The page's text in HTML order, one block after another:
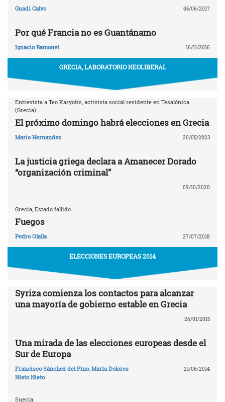
Guadi Calvo 05/06/2017
Por qué Francia no es Guantánamo
Ignacio Ramonet 16/11/2016
GRECIA, LABORATORIO NEOLIBERAL
Entrevista a Teo Karyotis, activista social residente en Tesalónica
(Grecia)
El próximo domingo habrá elecciones en Grecia
Mario Hernandez 20/05/2023
La justicia griega declara a Amanecer Dorado
“organización criminal”
09/10/2020
Grecia, Estado fallido
Fuegos
Pedro Olalla 27/07/2018
ELECCIONES EUROPEAS 2014
Syriza comienza los contactos para alcanzar
una mayoría de gobierno estable en Grecia
26/01/2015
Una mirada de las elecciones europeas desde el
Sur de Europa
Francisco Sánchez del Pino, María Dolores
Nieto Nieto
21/06/2014
Suecia